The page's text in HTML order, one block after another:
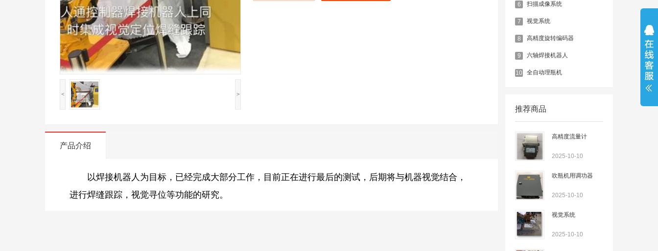
< >
产品介绍
以焊接机器人为目标，已经完成大部分工作，目前正在进行最后的测试，后期将与机器视觉结合，
进行焊缝跟踪，视觉寻位等功能的研究。
6 扫描成像系统
7 视觉系统
8 高精度旋转编码器
9 六轴焊接机器人
10 全自动理瓶机
推荐商品
高精度流量计
2025-10-10
吹瓶机用调功器
2025-10-10
视觉系统
2025-10-10